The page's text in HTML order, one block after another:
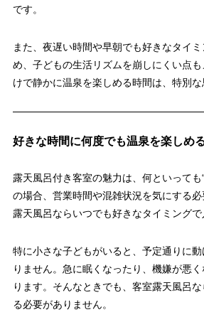
です。
また、夜遅い時間や早朝でも好きなタイ
め、子どもの生活リズムを崩しにくい点
けで静かに温泉を楽しめる時間は、特別な
好きな時間に何度でも温泉を楽しめ
露天風呂付き客室の魅力は、何といっても
の場合、営業時間や混雑状況を気にする
露天風呂ならいつでも好きなタイミングで
特に小さな子どもがいると、予定通りに
りません。急に眠くなったり、機嫌が悪
ります。そんなときでも、客室露天風呂
る必要がありません。